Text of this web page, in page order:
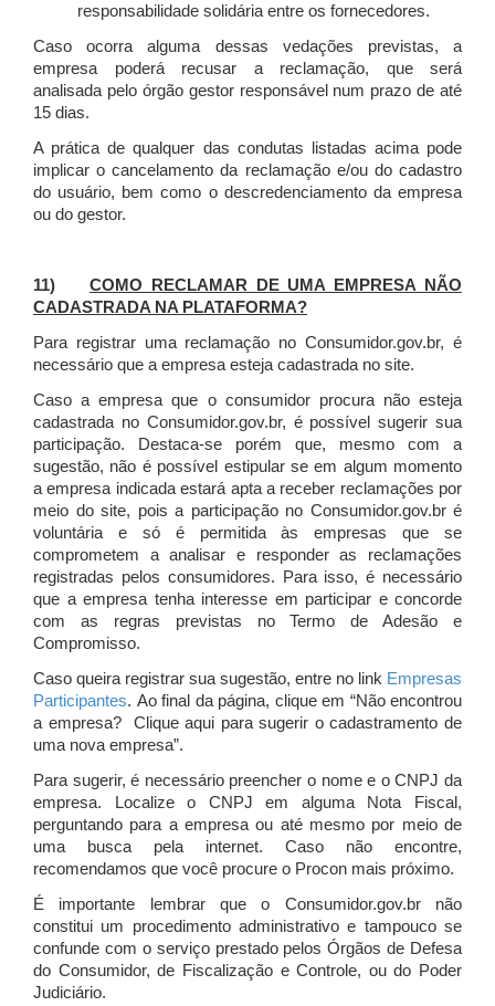
responsabilidade solidária entre os fornecedores.
Caso ocorra alguma dessas vedações previstas, a
empresa poderá recusar a reclamação, que será
analisada pelo órgão gestor responsável num prazo de até
15 dias.
A prática de qualquer das condutas listadas acima pode
implicar o cancelamento da reclamação e/ou do cadastro
do usuário, bem como o descredenciamento da empresa
ou do gestor.
11)COMO RECLAMAR DE UMA EMPRESA NÃO
CADASTRADA NA PLATAFORMA?
Para registrar uma reclamação no Consumidor.gov.br, é
necessário que a empresa esteja cadastrada no site.
Caso a empresa que o consumidor procura não esteja
cadastrada no Consumidor.gov.br, é possível sugerir sua
participação. Destaca-se porém que, mesmo com a
sugestão, não é possível estipular se em algum momento
a empresa indicada estará apta a receber reclamações por
meio do site, pois a participação no Consumidor.gov.br é
voluntária e só é permitida às empresas que se
comprometem a analisar e responder as reclamações
registradas pelos consumidores. Para isso, é necessário
que a empresa tenha interesse em participar e concorde
com as regras previstas no Termo de Adesão e
Compromisso.
Caso queira registrar sua sugestão, entre no link Empresas
Participantes. Ao final da página, clique em “Não encontrou
a empresa? Clique aqui para sugerir o cadastramento de
uma nova empresa”.
Para sugerir, é necessário preencher o nome e o CNPJ da
empresa. Localize o CNPJ em alguma Nota Fiscal,
perguntando para a empresa ou até mesmo por meio de
uma busca pela internet. Caso não encontre,
recomendamos que você procure o Procon mais próximo.
É importante lembrar que o Consumidor.gov.br não
constitui um procedimento administrativo e tampouco se
confunde com o serviço prestado pelos Órgãos de Defesa
do Consumidor, de Fiscalização e Controle, ou do Poder
Judiciário.